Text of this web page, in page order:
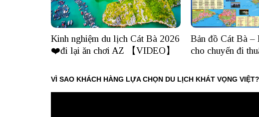
Kinh nghiệm du lịch Cát Bà 2026
❤️đi lại ăn chơi AZ 【VIDEO】
Bản đồ Cát Bà
cho chuyến đi
VÌ SAO KHÁCH HÀNG LỰA CHỌN DU LỊCH KHÁT VỌNG VIỆT?